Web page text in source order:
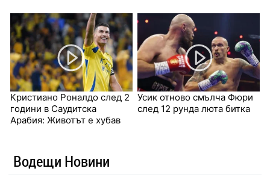
Кристиано Роналдо след 2
години в Саудитска
Арабия: Животът е хубав
Усик отново смълча Фюри
след 12 рунда люта битка
Водещи Новини